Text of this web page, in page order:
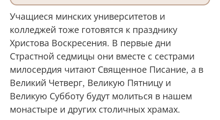
Учащиеся минских университетов и
колледжей тоже готовятся к празднику
Христова Воскресения. В первые дни
Страстной седмицы они вместе с сестрами
милосердия читают Священное Писание, а в
Великий Четверг, Великую Пятницу и
Великую Субботу будут молиться в нашем
монастыре и других столичных храмах.